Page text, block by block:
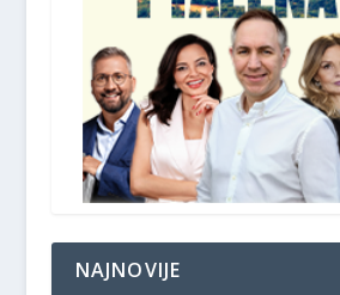
NAJNOVIJE